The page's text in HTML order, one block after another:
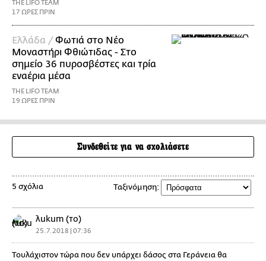
THE LIFO TEAM
17 ΩΡΕΣ ΠΡΙΝ
Ελλάδα /Φωτιά στο Νέο
Μοναστήρι Φθιώτιδας - Στο
σημείο 36 πυροσβέστες και τρία
εναέρια μέσα
THE LIFO TEAM
19 ΩΡΕΣ ΠΡΙΝ
Συνδεθείτε για να σχολιάσετε
5 σχόλια Ταξινόμηση:
λukum (το)
25.7.2018 | 07:36
Τουλάχιστον τώρα που δεν υπάρχει δάσος στα Γεράνεια θα